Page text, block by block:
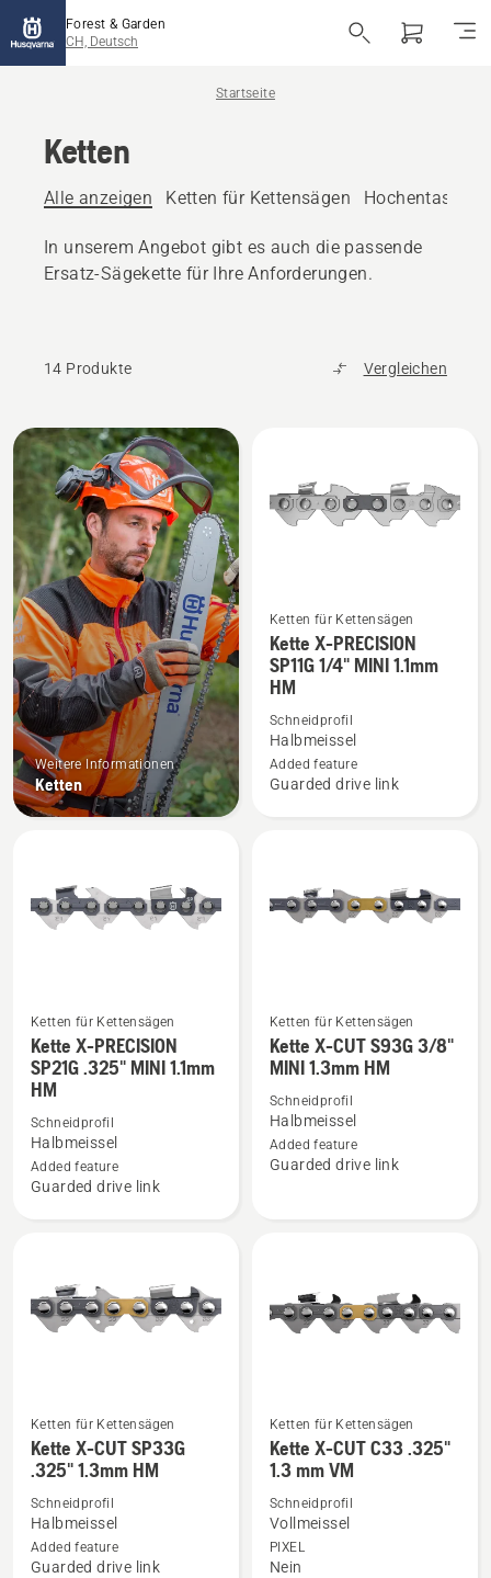
Forest & Garden
CH, Deutsch
Startseite
Ketten
Alle anzeigen Ketten für Kettensägen Hochentaster-
In unserem Angebot gibt es auch die passende
Ersatz-Sägekette für Ihre Anforderungen.
14 Produkte Vergleichen
Alle
Produkte
Weitere Informationen
Ketten
Mehr
Details
zu
Kette
PRECISION
SP11G
HM
anzeigen
Ketten für Kettensägen
Kette X-PRECISION
SP11G 1/4" MINI 1.1mm
HM
Schneidprofil
Halbmeissel
Added feature
Guarded drive link
Mehr
Details
zu
Kette
PRECISION
SP21G
HM
anzeigen
Ketten für Kettensägen
Kette X-PRECISION
SP21G .325" MINI 1.1mm
HM
Schneidprofil
Halbmeissel
Added feature
Guarded drive link
Mehr
Details
Kette
CUT
HM
anzeigen
Ketten für Kettensägen
Kette X-CUT S93G 3/8"
MINI 1.3mm HM
Schneidprofil
Halbmeissel
Added feature
Guarded drive link
Mehr
Details
zu
Kette
CUT
Ketten für Kettensägen
Kette X-CUT SP33G
.325" 1.3mm HM
Schneidprofil
Halbmeissel
Added feature
Guarded drive link
Mehr
Details
Kette
CUT
Ketten für Kettensägen
Kette X-CUT C33 .325"
1.3 mm VM
Schneidprofil
Vollmeissel
PIXEL
Nein